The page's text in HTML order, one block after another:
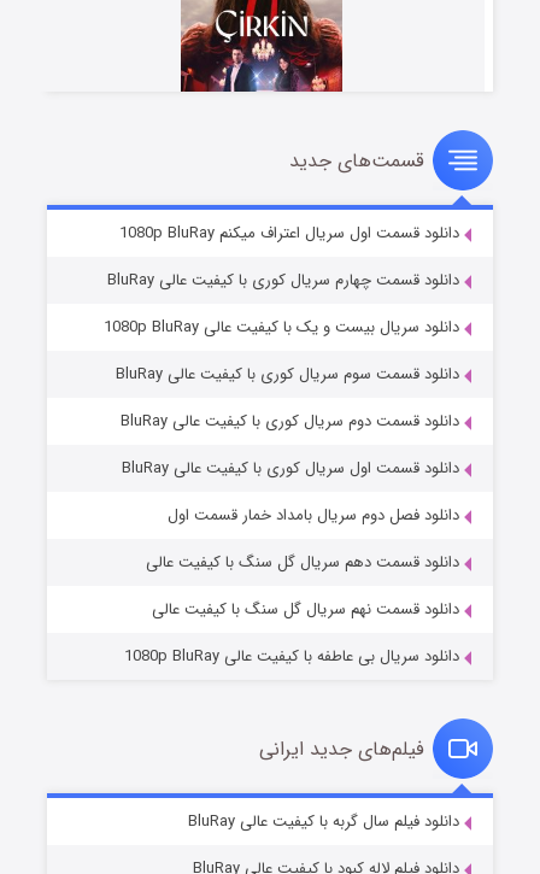
سریال زشت
قسمت۲ (زیرنویس) منتشر شد
مردگان متحرک: شهر مرده ۳
قسمت۲ (زیرنویس) منتشر شد
قسمت۷ (زیرنویس) منتشر شد
قسمت‌های جدید
دانلود قسمت اول سریال اعتراف میکنم 1080p BluRay
دانلود قسمت چهارم سریال کوری با کیفیت عالی BluRay
دانلود سریال بیست و یک با کیفیت عالی 1080p BluRay
دانلود قسمت سوم سریال کوری با کیفیت عالی BluRay
دانلود قسمت دوم سریال کوری با کیفیت عالی BluRay
دانلود قسمت اول سریال کوری با کیفیت عالی BluRay
دانلود فصل دوم سریال بامداد خمار قسمت اول
دانلود قسمت دهم سریال گل سنگ با کیفیت عالی
دانلود قسمت نهم سریال گل سنگ با کیفیت عالی
دانلود سریال بی عاطفه با کیفیت عالی 1080p BluRay
فیلم‌های جدید ایرانی
دانلود فیلم سال گربه با کیفیت عالی BluRay
دانلود فیلم لاله کبود با کیفیت عالی BluRay